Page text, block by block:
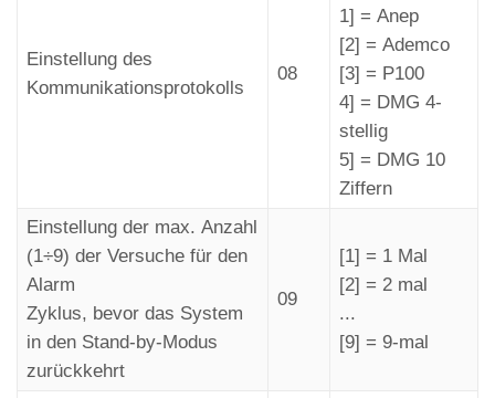
Einstellung des
Kommunikationsprotokolls
08
1] = Anep
[2] = Ademco
[3] = P100
4] = DMG 4-
stellig
5] = DMG 10
Ziffern
Einstellung der max. Anzahl
(1÷9) der Versuche für den
Alarm
Zyklus, bevor das System
in den Stand-by-Modus
zurückkehrt
09
[1] = 1 Mal
[2] = 2 mal
...
[9] = 9-mal